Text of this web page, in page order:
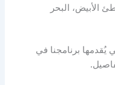
الأبيض، البحر
يُقدمها برنامجنا في